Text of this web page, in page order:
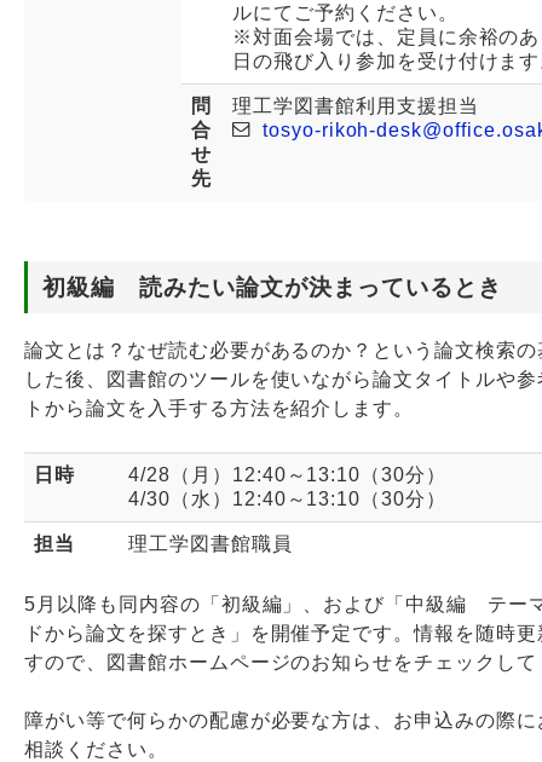
ルにてご予約ください。
※対面会場では、定員に余裕の
日の飛び入り参加を受け付けま
問
合
せ
先
理工学図書館利用支援担当
tosyo-rikoh-
初級編 読みたい論文が決まっているとき
論文とは？なぜ読む必要があるのか？という論文検索
した後、図書館のツールを使いながら論文タイトルや
トから論文を入手する方法を紹介します。
日時
4/28（月）12:40～13:10（30分）
4/30（水）12:40～13:10（30分）
担当 理工学図書館職員
5月以降も同内容の「初級編」、および「中級編 テー
ドから論文を探すとき」を開催予定です。情報を随時
すので、図書館ホームページのお知らせをチェックし
障がい等で何らかの配慮が必要な方は、お申込みの際
相談ください。